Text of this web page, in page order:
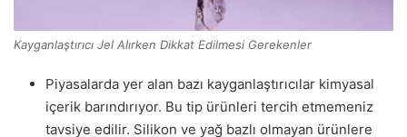
Kayganlaştırıcı Jel Alırken Dikkat Edilmesi Gerekenler
Piyasalarda yer alan bazı kayganlaştırıcılar kimyasal
içerik barındırıyor. Bu tip ürünleri tercih etmemeniz
tavsiye edilir. Silikon ve yağ bazlı olmayan ürünlere